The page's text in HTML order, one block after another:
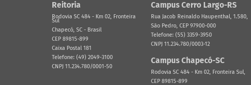
Reitoria
Rodovia SC 484 - Km 02, Fronteira
Sul
Chapecó, SC - Brasil
CEP 89815-899
Caixa Postal 181
Telefone: (49) 2049-3100
CNPJ 11.234.780/0001-50
Campus Cerro Largo-RS
Rua Jacob Reinaldo Haupenthal, 1.580,
São Pedro, CEP 97900-000
Telefone: (55) 3359-3950
CNPJ 11.234.780/0003-12
Campus Chapecó-SC
Rodovia SC 484 - Km 02, Fronteira Sul,
CEP 89815-899